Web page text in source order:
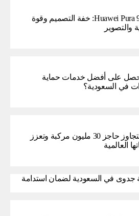
Huawei Pura 90s Pro: خفة التصميم وقوة
والتصوير
على أفضل خدمات حماية
في السعودية؟
GAC تتجاوز حاجز 30 مليون مركبة وتعزز
العالمية
جدوى في السعودية لضمان استدامة